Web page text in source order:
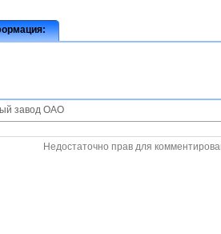
завод ОАО
Недостаточно прав для